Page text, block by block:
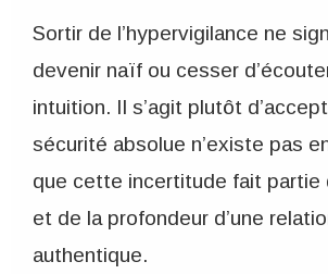
Sortir de l’hypervigilance ne
devenir naïf ou cesser
intuition. Il s’agit plutôt
sécurité absolue n’existe pas
que cette incertitude fait partie
et de la profondeur d’une
authentique.